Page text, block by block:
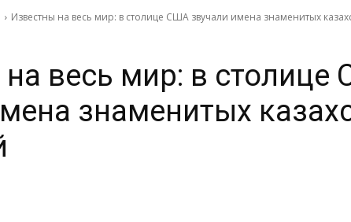
Известны на весь мир: в столице США звучали имена знаменитых
весь мир: в столице
знаменитых